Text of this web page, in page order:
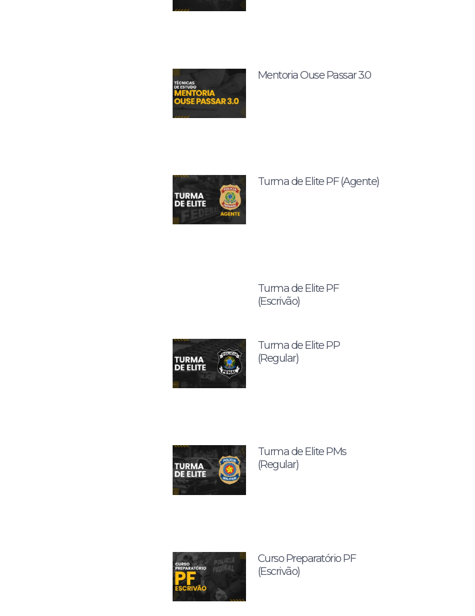
Mentoria Ouse Passar 3.0
Turma de Elite PF (Agente)
Turma de Elite PF
(Escrivão)
Turma de Elite PP
(Regular)
Turma de Elite PMs
(Regular)
Curso Preparatório PF
(Escrivão)